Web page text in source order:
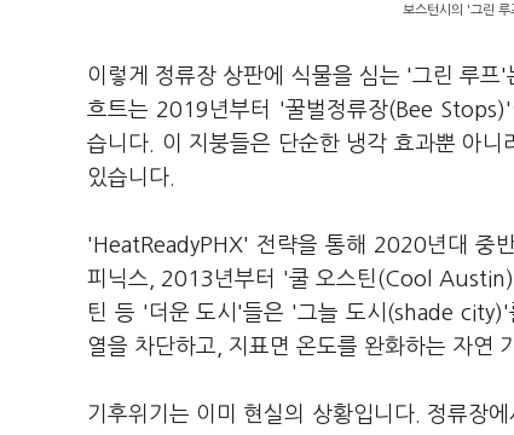
보스턴시의 '그린
이렇게 정류장 상판에 식물을 심는 '그린 루프
흐트는 2019년부터 '꿀벌정류장(Bee
습니다. 이 지붕들은 단순한 냉각 효과뿐 아
있습니다.
'HeatReadyPHX' 전략을 통해 2020년대 중
피닉스, 2013년부터 '쿨 오스틴(Cool
틴 등 '더운 도시'들은 '그늘 도시(shade city)'
열을 차단하고, 지표면 온도를 완화하는 자연
기후위기는 이미 현실의 상황입니다. 정류장